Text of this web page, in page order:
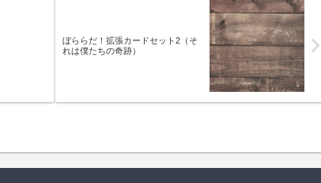
ぼららだ！拡張カードセット2（そ
れは僕たちの奇跡）